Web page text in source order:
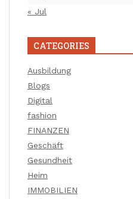
« Jul
CATEGORIES
Ausbildung
Blogs
Digital
fashion
FINANZEN
Geschäft
Gesundheit
Heim
IMMOBILIEN